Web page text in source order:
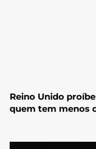
Reino Unido
quem tem menos